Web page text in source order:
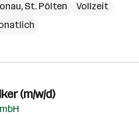
, St. Pölten
Vollzeit
(m/w/d)